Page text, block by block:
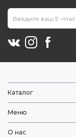
Каталог
Меню
О нас